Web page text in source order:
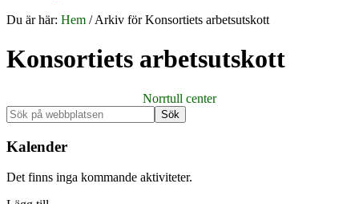
Du är här: Hem /Arkiv för Konsortiets arbetsutskott
Konsortiets arbetsutskott
Norrtull center
Primärt
sidofält
Sök
på
webbplatsen
Kalender
Det finns inga kommande aktiviteter.